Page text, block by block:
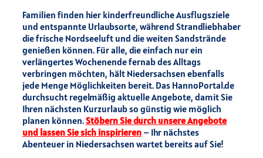
Familien finden hier kinderfreundliche Ausflugsziele
und entspannte Urlaubsorte, während Strandliebhaber
die frische Nordseeluft und die weiten Sandstrände
genießen können. Für alle, die einfach nur ein
verlängertes Wochenende fernab des Alltags
verbringen möchten, hält Niedersachsen ebenfalls
jede Menge Möglichkeiten bereit. Das HannoPortal.de
durchsucht regelmäßig aktuelle Angebote, damit Sie
Ihren nächsten Kurzurlaub so günstig wie möglich
planen können.Stöbern Sie durch unsere Angebote
und lassen Sie sich inspirieren – Ihr nächstes
Abenteuer in Niedersachsen wartet bereits auf Sie!